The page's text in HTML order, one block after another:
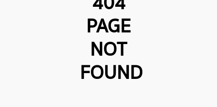
PAGE
NOT
FOUND